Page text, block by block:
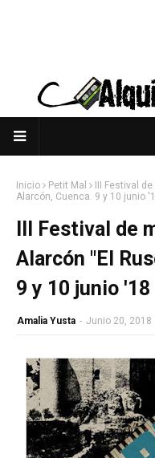
Inicio Petit Mal
III Festival
Alarcón, Cuenca. 9 y 10 junio
III Festival de
Alarcón "El
9 y 10 junio '18
Amalia Yusta - Junio 20, 2018